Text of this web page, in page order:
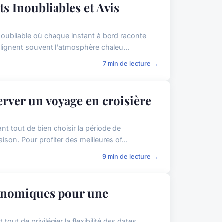
Inoubliables et Avis
où chaque instant à bord raconte
souvent l'atmosphère chaleu...
7 min de lecture →
un voyage en croisière
tout de bien choisir la période de
Pour profiter des meilleures of...
9 min de lecture →
pour une